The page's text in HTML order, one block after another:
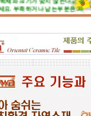
요. 부족하거나 남는부분은 자
로 가감됩니다.
있으니, 근처에 타일공을 불러
공하시고, 번거러워 저희 시공
뢰하시면, 시공 포함한 세부 견
능합니다.
트 벽화는 토아트에서..☆
를 대략 재어 보시고,
포인트 컨셉만 골라주시면 최